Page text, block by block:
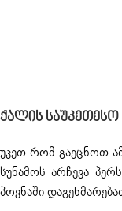
Ქალის Საუკეთესო
უკეთ რომ გაეცნოთ
სუნამოს არჩევა
პოვნაში